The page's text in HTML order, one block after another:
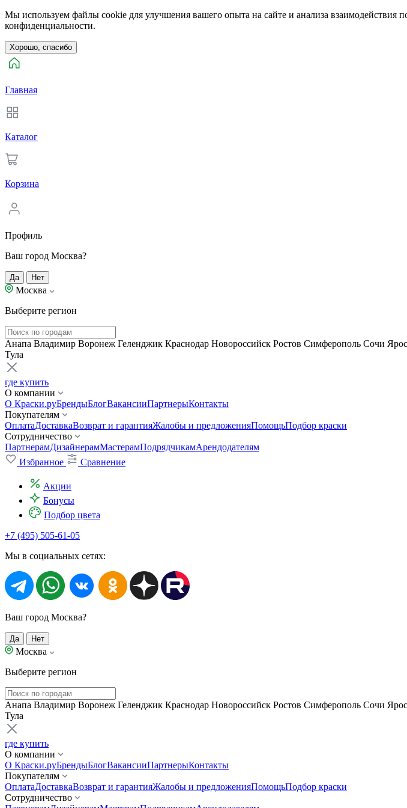
Мы используем файлы cookie для улучшения вашего опыта на сайте и анализа взаимодействия
конфиденциальности.
Хорошо, спасибо
Главная
Каталог
Корзина
Профиль
Ваш город Москва?
Да Нет
Москва
Выберите регион
Анапа Владимир Воронеж Геленджик Краснодар Новороссийск Ростов Симферополь Сочи
Тула
где купить
О компании
О Краски.руБрендыБлогВакансииПартнерыКонтакты
Покупателям
ОплатаДоставкаВозврат и гарантияЖалобы и предложенияПомощьПодбор краски
Сотрудничество
ПартнерамДизайнерамМастерамПодрядчикамАрендодателям
Избранное
Сравнение
Акции
Бонусы
Подбор цвета
+7 (495) 505-61-05
Мы в социальных сетях:
Ваш город Москва?
Да Нет
Москва
Выберите регион
Анапа Владимир Воронеж Геленджик Краснодар Новороссийск Ростов Симферополь Сочи
Тула
где купить
О компании
О Краски.руБрендыБлогВакансииПартнерыКонтакты
Покупателям
ОплатаДоставкаВозврат и гарантияЖалобы и предложенияПомощьПодбор краски
Сотрудничество